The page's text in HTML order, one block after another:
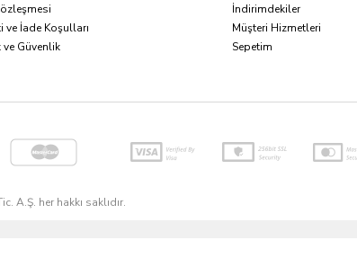
ve İade Koşulları
Güvenlik
İndirimdekiler
Müşteri Hizmetleri
Sepetim
A.Ş. her hakkı saklıdır.